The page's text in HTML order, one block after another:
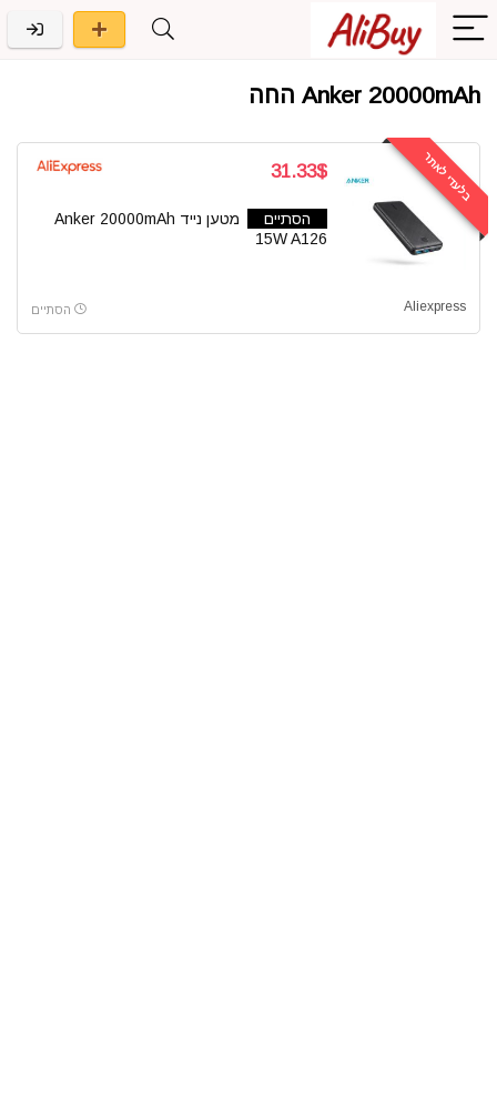
Anker 20000mAh החה
בלעדי לאתר 31.33$
הסתיים
מטען נייד Anker 20000mAh
15W A126
Aliexpress הסתיים